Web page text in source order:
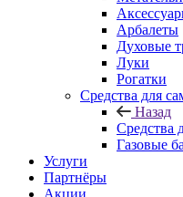
Арбалеты
Духовые
Луки
Рогатки
Средства для
Назад
Средства
Газовые
Услуги
Партнёры
Акции